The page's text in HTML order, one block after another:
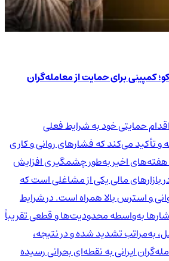
کمپینی برای حمایت از معامله‌گران
حمایتی خود به شرایط فعلی
و تأکید می‌کند که فشارهای روانی و کاری
هفته‌های اخیر به‌طور چشمگیری افزایش
مالی یکی از مشاغلی است که
و استرس بالا همراه است. در شرایط
به‌واسطه محدودیت‌ها و قطعی تقریباً
به‌مراتب تشدید شده و در نتیجه،
ایرانی به نقطه‌ای بحرانی رسیده